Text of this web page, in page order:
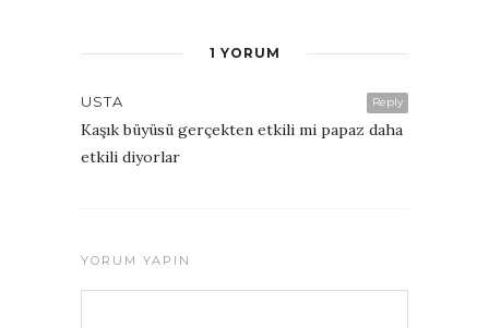
1 YORUM
Reply
USTA
Kaşık büyüsü gerçekten etkili mi papaz daha
etkili diyorlar
YORUM YAPIN